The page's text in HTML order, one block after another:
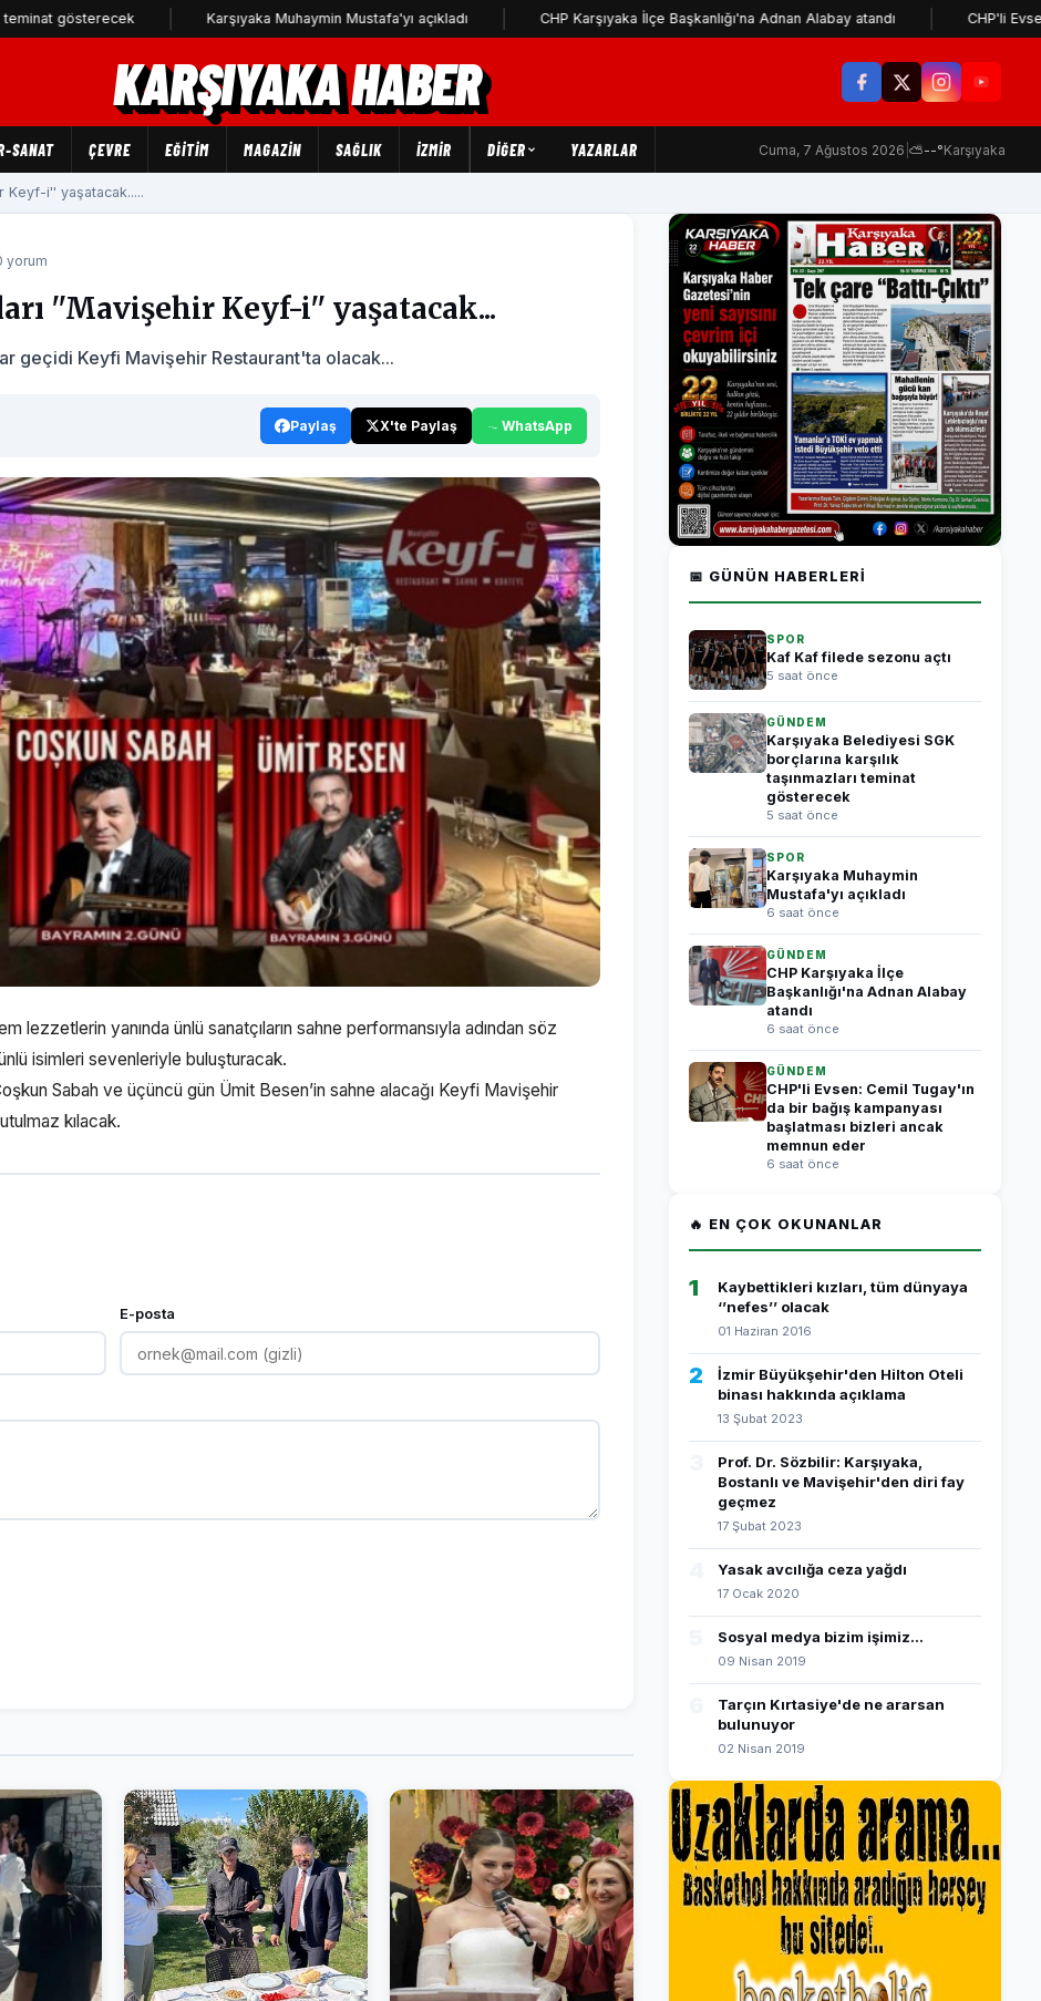
Karşıyaka Muhaymin Mustafa'yı açıkladı CHP Karşıyaka İlçe Başkanlığı'na Adnan Alabay atandı CHP'li Evsen:
KARŞIYAKA HABER
SANAT ÇEVRE EĞİTİM MAGAZİN SAĞLIK İZMİR DIĞER YAZARLAR Cuma, 7 Ağustos 2026 ⛅--°Karşıyaka
Keyf-i'' yaşatacak.....
yorum
''Mavişehir Keyf-i'' yaşatacak...
geçidi Keyfi Mavişehir Restaurant'ta olacak...
Paylaş X'te Paylaş WhatsApp
lezzetlerin yanında ünlü sanatçıların sahne performansıyla adından söz
isimleri sevenleriyle buluşturacak.
Sabah ve üçüncü gün Ümit Besen’in sahne alacağı Keyfi Mavişehir
kılacak.
E-posta
📅 GÜNÜN HABERLERI
SPOR
Kaf Kaf filede sezonu açtı
5 saat önce
GÜNDEM
Karşıyaka Belediyesi SGK
borçlarına karşılık
taşınmazları teminat
gösterecek
5 saat önce
SPOR
Karşıyaka Muhaymin
Mustafa'yı açıkladı
6 saat önce
GÜNDEM
CHP Karşıyaka İlçe
Başkanlığı'na Adnan Alabay
atandı
6 saat önce
GÜNDEM
CHP'li Evsen: Cemil Tugay'ın
da bir bağış kampanyası
başlatması bizleri ancak
memnun eder
6 saat önce
🔥 EN ÇOK OKUNANLAR
1
Kaybettikleri kızları, tüm dünyaya
‘’nefes’’ olacak
01 Haziran 2016
2
İzmir Büyükşehir'den Hilton Oteli
binası hakkında açıklama
13 Şubat 2023
Prof. Dr. Sözbilir: Karşıyaka,
Bostanlı ve Mavişehir'den diri fay
geçmez
17 Şubat 2023
Yasak avcılığa ceza yağdı
17 Ocak 2020
Sosyal medya bizim işimiz...
09 Nisan 2019
Tarçın Kırtasiye'de ne ararsan
bulunuyor
02 Nisan 2019